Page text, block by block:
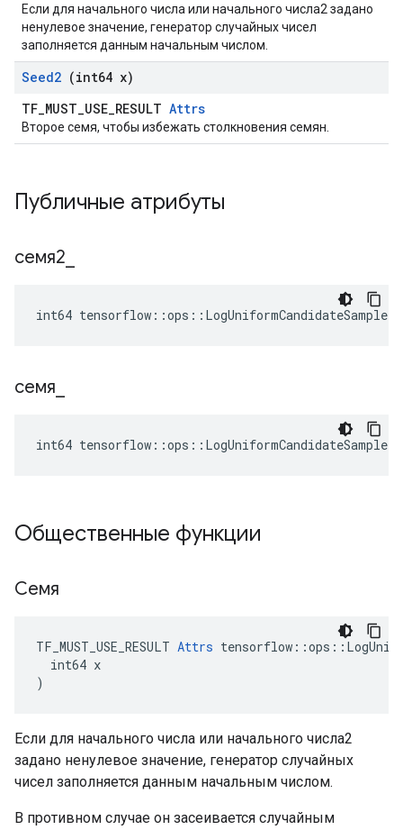
Если для начального числа или начального числа2 задано
ненулевое значение, генератор случайных чисел
заполняется данным начальным числом.
Seed2 (int64 x)
TF_MUST_USE_RESULT Attrs
Второе семя, чтобы избежать столкновения семян.
Публичные атрибуты
семя2
int64
семя
int64
Общественные функции
Семя
TF_MUST_USE_RESULT Attrs
  int64 x
)
Если для начального числа или начального числа2
задано ненулевое значение, генератор случайных
чисел заполняется данным начальным числом.
В противном случае он засеивается случайным